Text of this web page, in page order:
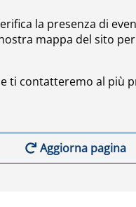
la presenza di
mappa del sito per
ti contatteremo al più
Aggiorna pagina